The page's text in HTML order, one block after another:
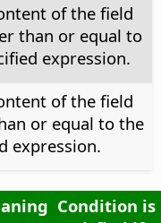
of the field
than or equal to
expression.
of the field
or equal to the
expression.
Condition is